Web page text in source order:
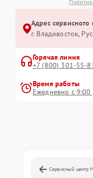
Адрес
г. Владивосток,
Горячая линия
+7 (800) 301-55-
Время работы
Ежедневно с
Сервисный центр